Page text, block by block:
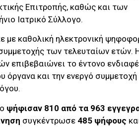
Επιτροπής, καθώς και των
Ιατρικό Σύλλογο.
με καθολική ηλεκτρονική
των τελευταίων ετών.
επιβεβαιώνει το έντονο
όργανα και την ενεργό συμμετοχή
ψήφισαν 810 από τα 963
συγκέντρωσε 485 ψήφους